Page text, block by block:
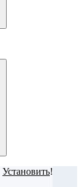
Установить!